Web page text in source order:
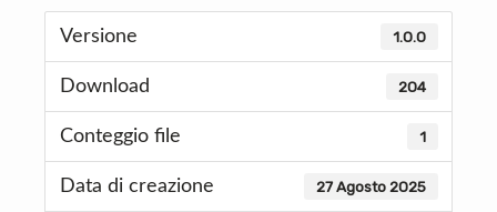
Versione 1.0.0
Download 204
Conteggio file 1
Data di creazione 27 Agosto 2025